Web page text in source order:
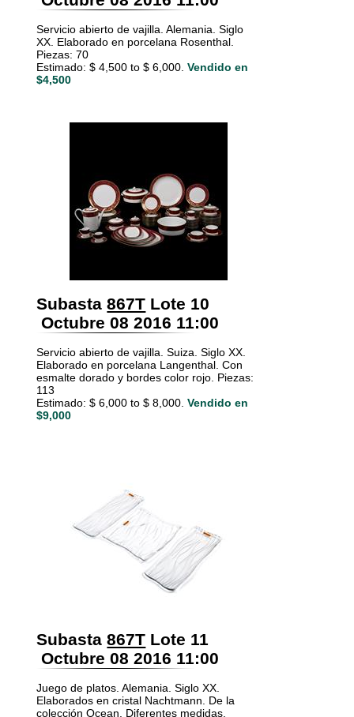
Servicio abierto de vajilla. Alemania. Siglo
XX. Elaborado en porcelana Rosenthal.
Piezas: 70
Estimado: $ 4,500 to $ 6,000. Vendido en
$4,500
Subasta 867T Lote 10
Octubre 08 2016 11:00
Servicio abierto de vajilla. Suiza. Siglo XX.
Elaborado en porcelana Langenthal. Con
esmalte dorado y bordes color rojo. Piezas:
113
Estimado: $ 6,000 to $ 8,000. Vendido en
$9,000
Subasta 867T Lote 11
Octubre 08 2016 11:00
Juego de platos. Alemania. Siglo XX.
Elaborados en cristal Nachtmann. De la
colección Ocean. Diferentes medidas.